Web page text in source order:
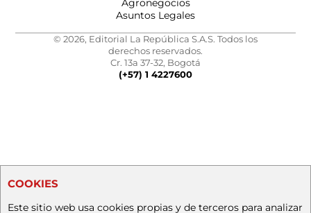
Agronegocios
Asuntos Legales
© 2026, Editorial La República S.A.S. Todos los
derechos reservados.
Cr. 13a 37-32, Bogotá
(+57) 1 4227600
COOKIES
Este sitio web usa cookies propias y de terceros para analizar